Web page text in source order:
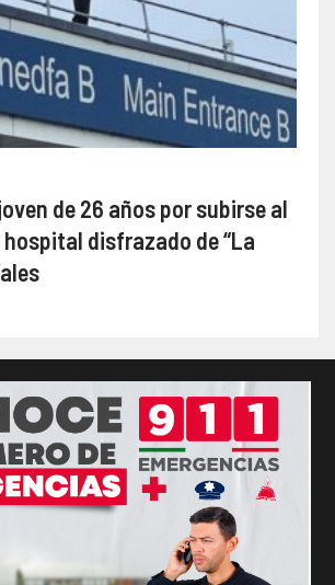
de 26 años por subirse al
disfrazado de “La